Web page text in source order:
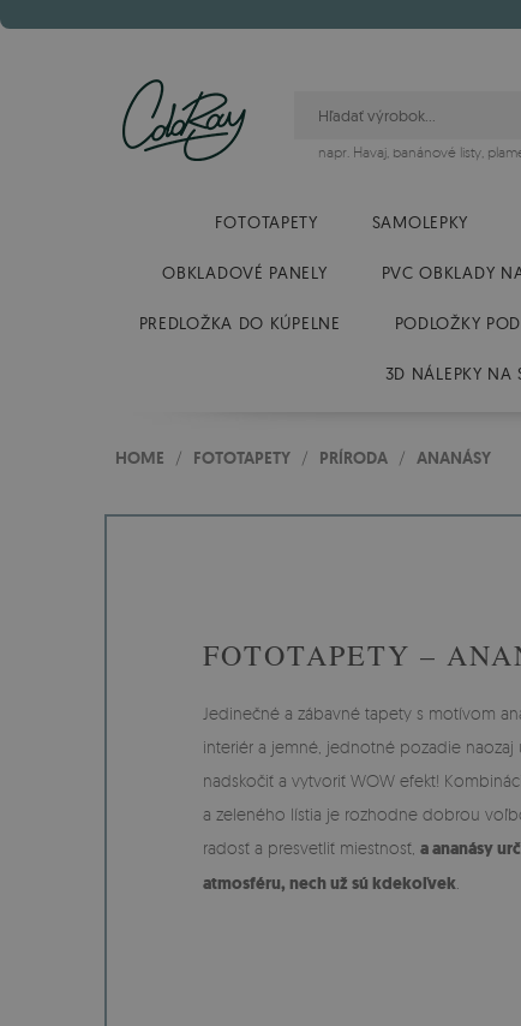
napr. Havaj, banánové listy,
FOTOTAPETY SAMOLEPKY
OBKLADOVÉ PANELY PVC OBKLADY
PREDLOŽKA DO KÚPELNE PODLOŽKY
3D NÁLEPKY NA
HOME / FOTOTAPETY / PRÍRODA / ANANÁSY
FOTOTAPETY –
Jedinečné a zábavné tapety s motívom
interiér a jemné, jednotné pozadie naozaj
nadskočiť a vytvoriť WOW efekt!
a zeleného lístia je rozhodne dobrou
radosť a presvetliť miestnosť, a ananásy
atmosféru, nech už sú kdekoľvek